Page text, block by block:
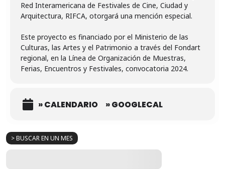
> BUSCAR EN UN MES
Red Interamericana de Festivales de Cine, Ciudad y
Arquitectura, RIFCA, otorgará una mención especial.
Este proyecto es financiado por el Ministerio de las
Culturas, las Artes y el Patrimonio a través del Fondart
regional, en la Línea de Organización de Muestras,
Ferias, Encuentros y Festivales, convocatoria 2024.
» CALENDARIO » GOOGLECAL